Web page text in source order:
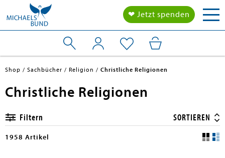
❤ Jetzt spenden
Shop Sachbücher Religion Christliche Religionen
Christliche Religionen
Filtern SORTIEREN
1958 Artikel